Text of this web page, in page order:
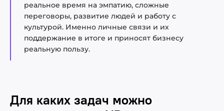
реальное время на эмпатию, сложные
переговоры, развитие людей и работу с
культурой. Именно личные связи и их
поддержание в итоге и приносят бизнесу
реальную пользу.
Для каких задач можно